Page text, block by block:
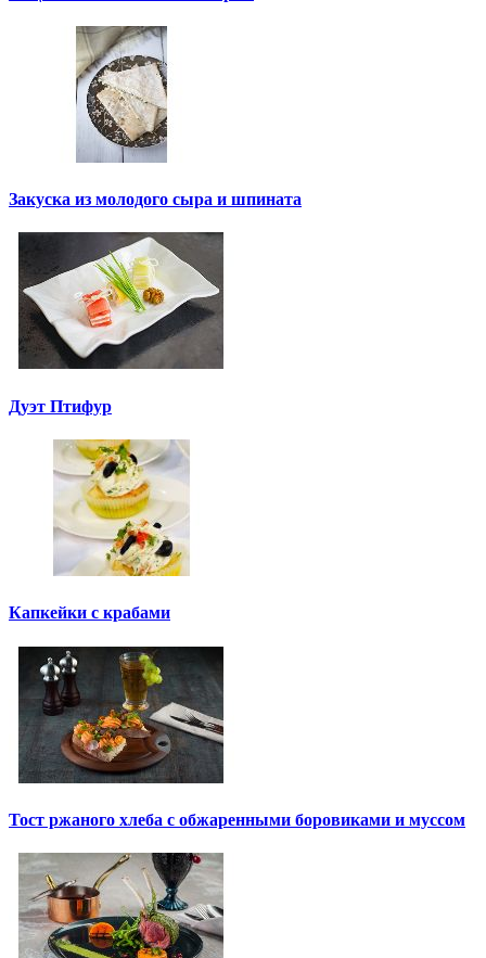
Закуска из молодого сыра и шпината
Дуэт Птифур
Капкейки с крабами
Тост ржаного хлеба с обжаренными боровиками и муссом